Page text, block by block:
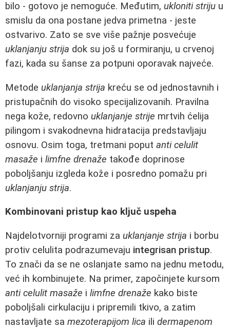
bilo - gotovo je nemoguće. Međutim, ukloniti striju u
smislu da ona postane jedva primetna - jeste
ostvarivo. Zato se sve više pažnje posvećuje
uklanjanju strija dok su još u formiranju, u crvenoj
fazi, kada su šanse za potpuni oporavak najveće.
Metode uklanjanja strija kreću se od jednostavnih i
pristupačnih do visoko specijalizovanih. Pravilna
nega kože, redovno uklanjanje strije mrtvih ćelija
pilingom i svakodnevna hidratacija predstavljaju
osnovu. Osim toga, tretmani poput anti celulit
masaže i limfne drenaže takođe doprinose
poboljšanju izgleda kože i posredno pomažu pri
uklanjanju strija.
Kombinovani pristup kao ključ uspeha
Najdelotvorniji programi za uklanjanje strija i borbu
protiv celulita podrazumevaju integrisan pristup.
To znači da se ne oslanjate samo na jednu metodu,
već ih kombinujete. Na primer, započinjete kursom
anti celulit masaže i limfne drenaže kako biste
poboljšali cirkulaciju i pripremili tkivo, a zatim
nastavljate sa mezoterapijom lica ili dermapenom